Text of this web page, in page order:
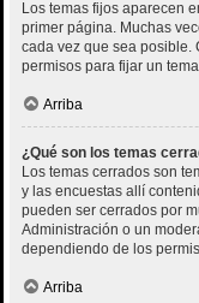
Los temas fijos aparecen
primer página. Muchas
cada vez que sea posible.
permisos para fijar un
Arriba
¿Qué son los temas
Los temas cerrados son
y las encuestas allí
pueden ser cerrados por
Administración o un
dependiendo de los
Arriba